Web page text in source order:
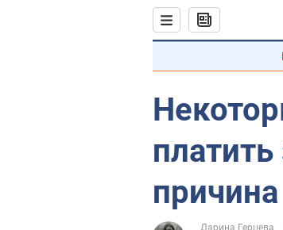
причина
Дарина Герцева